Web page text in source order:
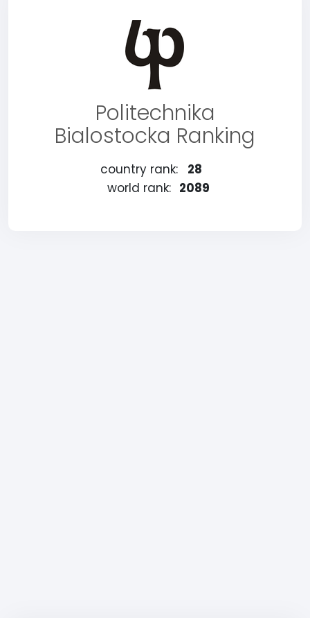
Politechnika
Bialostocka Ranking
country rank:
28
world rank: 2089